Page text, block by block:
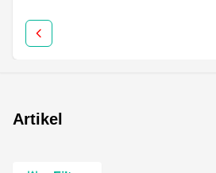
Artikel